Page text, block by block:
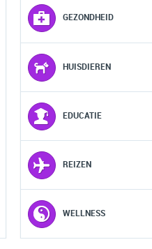
MOBIEL
GEZONDHEID
HUISDIEREN
EDUCATIE
REIZEN
WELLNESS